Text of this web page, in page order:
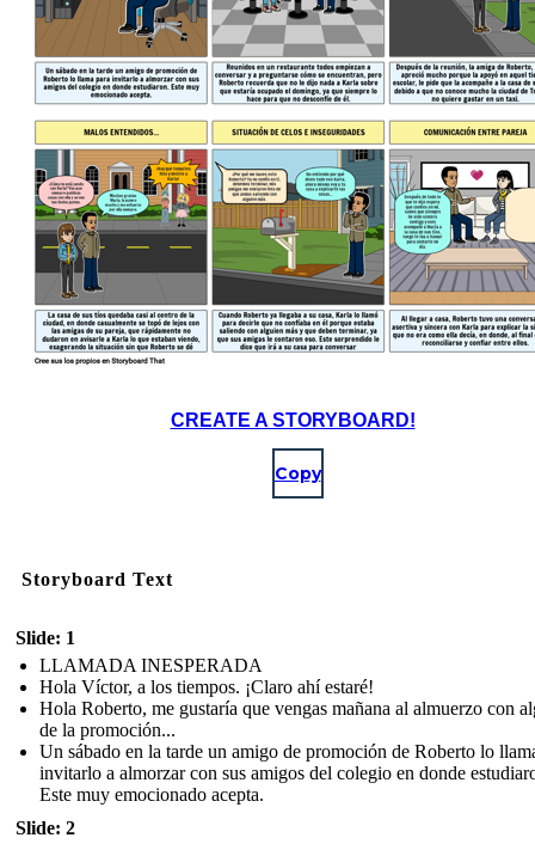
CREATE A STORYBOARD!
Copy
Storyboard Text
Slide: 1
LLAMADA INESPERADA
Hola Víctor, a los tiempos. ¡Claro ahí estaré!
Hola Roberto, me gustaría que vengas mañana al almuerzo con
de la promoción...
Un sábado en la tarde un amigo de promoción de Roberto lo
invitarlo a almorzar con sus amigos del colegio en donde
Este muy emocionado acepta.
Slide: 2